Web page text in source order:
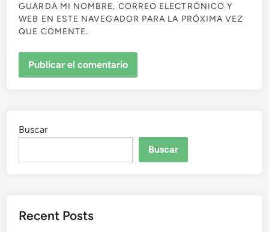
GUARDA MI NOMBRE, CORREO ELECTRÓNICO Y
WEB EN ESTE NAVEGADOR PARA LA PRÓXIMA VEZ
QUE COMENTE.
Buscar
Buscar
Recent Posts